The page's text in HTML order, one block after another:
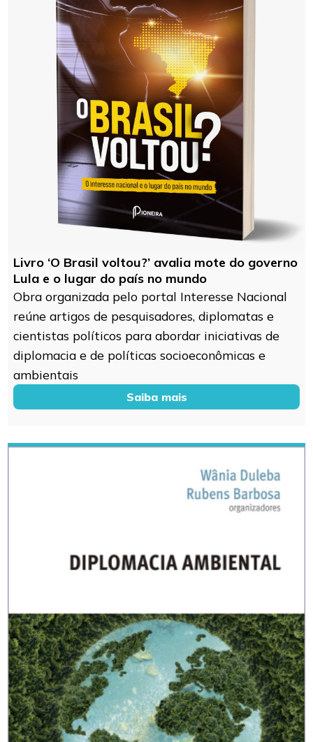
Livro ‘O Brasil voltou?’ avalia mote do governo
Lula e o lugar do país no mundo
Obra organizada pelo portal Interesse Nacional
reúne artigos de pesquisadores, diplomatas e
cientistas políticos para abordar iniciativas de
diplomacia e de políticas socioeconômicas e
ambientais
Saiba mais